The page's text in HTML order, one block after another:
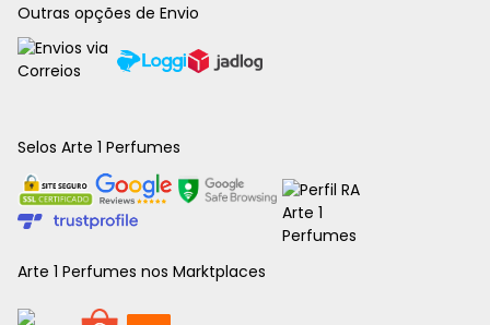
Outras opções de Envio
Selos Arte 1 Perfumes
Arte 1 Perfumes nos Marktplaces